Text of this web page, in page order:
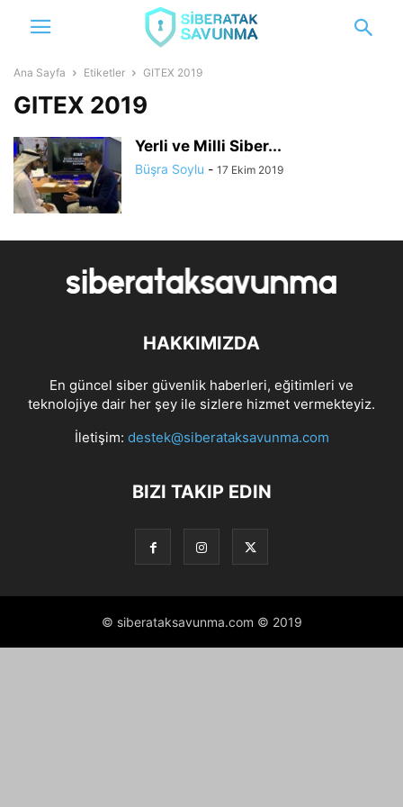
Ana Sayfa Etiketler GITEX 2019
GITEX 2019
Yerli ve Milli Siber...
Büşra Soylu - 17 Ekim 2019
HAKKIMIZDA
En güncel siber güvenlik haberleri, eğitimleri ve
teknolojiye dair her şey ile sizlere hizmet vermekteyiz.
İletişim: destek@siberataksavunma.com
BIZI TAKIP EDIN
© siberataksavunma.com © 2019